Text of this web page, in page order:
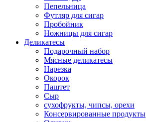
Пепельница
Футляр для сигар
Пробойник
Ножницы для сигар
Деликатесы
Подарочный набор
Мясные деликатесы
Нарезка
Окорок
Паштет
Сыр
сухофрукты, чипсы, орехи
Консервированные продукты